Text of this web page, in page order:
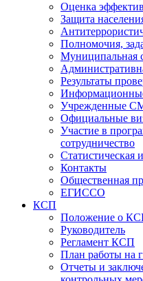
Оценка
Защита
Полномочия,
Муниципальная
Результаты
Учрежденные
Официальные
Участие в
сотрудничество
Статистическая
Контакты
Общественная
ЕГИССО
КСП
Положение о
Руководитель
Регламент КСП
План работы на
Отчеты и